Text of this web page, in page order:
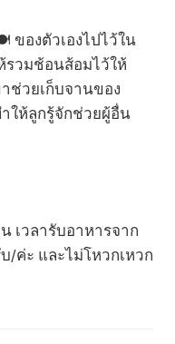
ของตัวเองไปไว้ใน
รวมช้อนส้อมไว้ให้
าช่วยเก็บจานของ
ให้ลูกรู้จักช่วยผู้อื่น
เวลารับอาหารจาก
ค่ะ และไม่โหวกเหวก